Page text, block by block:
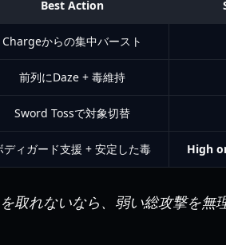
Best Action
Chargeからの集中バースト
前列にDaze + 毒維持
Sword Tossで対象切替
ディガード支援 + 安定した毒 High
取れないなら、弱い総攻撃を